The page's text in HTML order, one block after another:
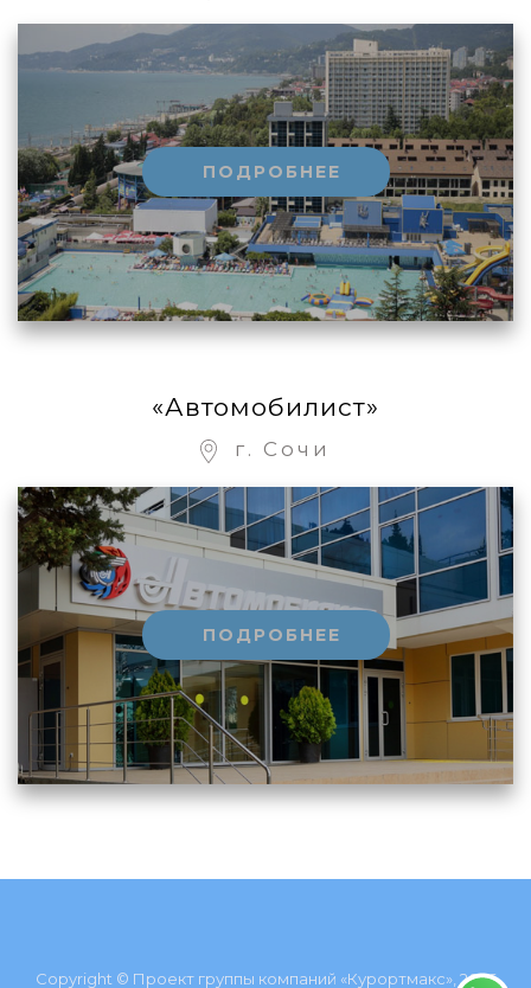
ПОДРОБНЕЕ
«Автомобилист»
г. Сочи
ПОДРОБНЕЕ
Copyright © Проект группы компаний «Курортмакс», 2026